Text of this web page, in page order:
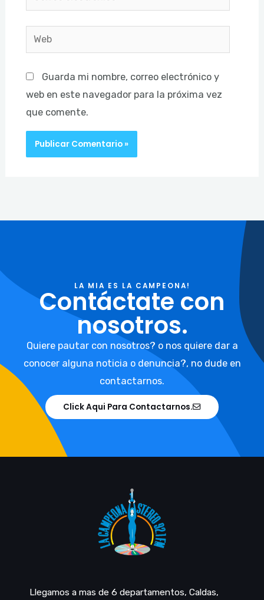
electrónico*
Web
Guarda mi nombre, correo electrónico y
web en este navegador para la próxima vez
que comente.
LA MIA ES LA CAMPEONA!
Contáctate con
nosotros.
Quiere pautar con nosotros? o nos quiere dar a
conocer alguna noticia o denuncia?, no dude en
contactarnos.
Click Aqui Para Contactarnos.
Llegamos a mas de 6 departamentos, Caldas,